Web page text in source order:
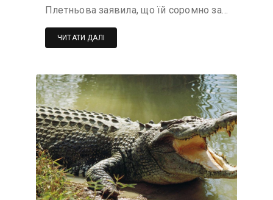
Плетньова заявила, що їй соромно за…
ЧИТАТИ ДАЛІ